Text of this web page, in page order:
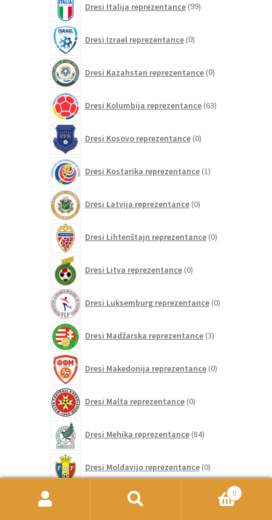
Dresi Italija reprezentance 99izdelkov
Dresi Izrael reprezentance 0izdelkov
Dresi Kazahstan reprezentance 0izdelkov
Dresi Kolumbija reprezentance 63izdelkov
Dresi Kosovo reprezentance 0izdelkov
Dresi Kostarika reprezentance 1izdelek
Dresi Latvija reprezentance 0izdelkov
Dresi Lihtenštajn reprezentance 0izdelkov
Dresi Litva reprezentance 0izdelkov
Dresi Luksemburg reprezentance 0izdelkov
Dresi Madžarska reprezentance 3izdelki
Dresi Makedonija reprezentance 0izdelkov
Dresi Malta reprezentance 0izdelkov
Dresi Mehika reprezentance 84izdelkov
Dresi Moldavijo reprezentance 0izdelkov
Dresi Nemčija reprezentance
izdelkov
0